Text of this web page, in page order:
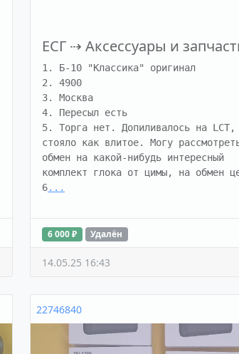
ЕСГ ⇢ Аксессуары и
1. Б-10 "Классика" оригинал
2. 4900
3. Москва
4. Пересыл есть
5. Торга нет. Допиливалось на LCT,
стояло как влитое. Могу
обмен на какой-нибудь интересный
комплект глока от цимы, на обмен
6...
6 000 ₽ Удалён
14.05.25 16:43
22746840